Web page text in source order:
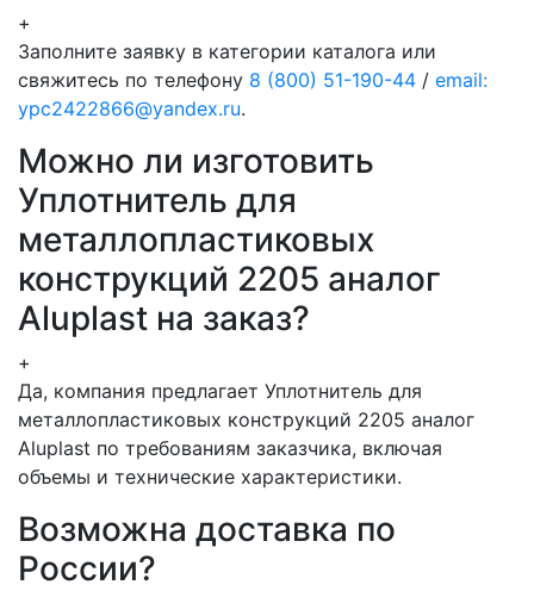
+
Заполните заявку в категории каталога или
свяжитесь по телефону 8 (800) 51-190-44 / email:
ypc2422866@yandex.ru.
Можно ли изготовить
Уплотнитель для
металлопластиковых
конструкций 2205 аналог
Aluplast на заказ?
+
Да, компания предлагает Уплотнитель для
металлопластиковых конструкций 2205 аналог
Aluplast по требованиям заказчика, включая
объемы и технические характеристики.
Возможна доставка по
России?